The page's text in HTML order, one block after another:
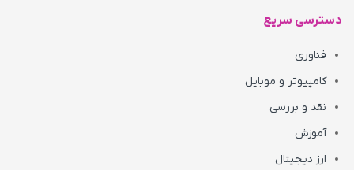
دسترسی سریع
فناوری
کامپیوتر و موبایل
نقد و بررسی
آموزش
ارز دیجیتال